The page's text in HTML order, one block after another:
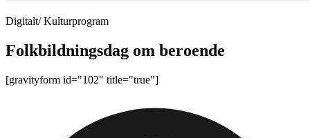
Digitalt/ Kulturprogram
Folkbildningsdag om beroende
[gravityform id="102" title="true"]